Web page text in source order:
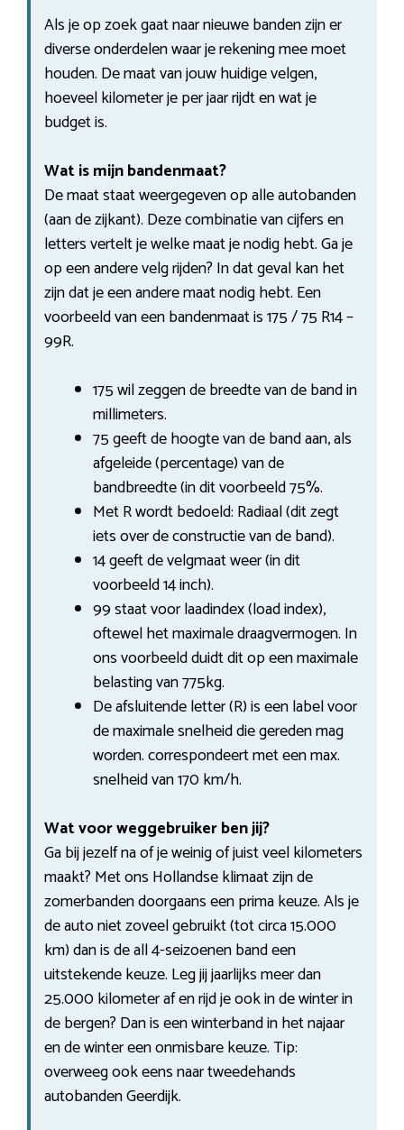
Als je op zoek gaat naar nieuwe banden zijn er
diverse onderdelen waar je rekening mee moet
houden. De maat van jouw huidige velgen,
hoeveel kilometer je per jaar rijdt en wat je
budget is.
Wat is mijn bandenmaat?
De maat staat weergegeven op alle autobanden
(aan de zijkant). Deze combinatie van cijfers en
letters vertelt je welke maat je nodig hebt. Ga je
op een andere velg rijden? In dat geval kan het
zijn dat je een andere maat nodig hebt. Een
voorbeeld van een bandenmaat is 175 / 75 R14 –
99R.
175 wil zeggen de breedte van de band in
millimeters.
75 geeft de hoogte van de band aan, als
afgeleide (percentage) van de
bandbreedte (in dit voorbeeld 75%.
Met R wordt bedoeld: Radiaal (dit zegt
iets over de constructie van de band).
14 geeft de velgmaat weer (in dit
voorbeeld 14 inch).
99 staat voor laadindex (load index),
oftewel het maximale draagvermogen. In
ons voorbeeld duidt dit op een maximale
belasting van 775kg.
De afsluitende letter (R) is een label voor
de maximale snelheid die gereden mag
worden. correspondeert met een max.
snelheid van 170 km/h.
Wat voor weggebruiker ben jij?
Ga bij jezelf na of je weinig of juist veel kilometers
maakt? Met ons Hollandse klimaat zijn de
zomerbanden doorgaans een prima keuze. Als je
de auto niet zoveel gebruikt (tot circa 15.000
km) dan is de all 4-seizoenen band een
uitstekende keuze. Leg jij jaarlijks meer dan
25.000 kilometer af en rijd je ook in de winter in
de bergen? Dan is een winterband in het najaar
en de winter een onmisbare keuze. Tip:
overweeg ook eens naar tweedehands
autobanden Geerdijk.